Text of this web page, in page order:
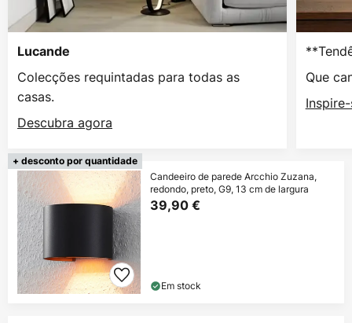
Lucande
Colecções requintadas para todas as
casas.
Descubra agora
Que
+ desconto por quantidade
Candeeiro de parede Arcchio Zuzana,
redondo, preto, G9, 13 cm de largura
39,90 €
Em stock